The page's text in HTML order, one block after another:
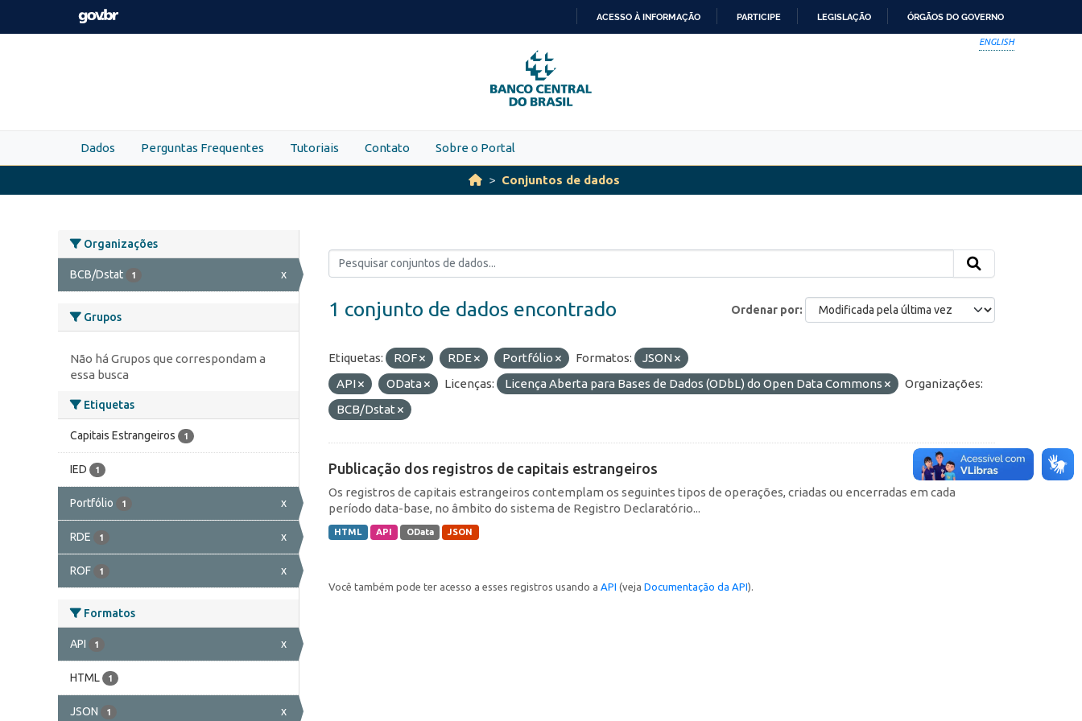
Skip to main content
PARA
O
CONTEÚDO
ACESSO À INFORMAÇÃO PARTICIPE LEGISLAÇÃO ÓRGÃOS DO GOVERNO
ENGLISH
Dados Perguntas Frequentes Tutoriais Contato Sobre o Portal
Conjuntos de dados
Organizações
BCB/Dstat 1 x
Grupos
Não há Grupos que correspondam a
essa busca
Etiquetas
Capitais Estrangeiros 1
IED 1
Portfólio 1 x
RDE 1 x
ROF 1 x
Formatos
API 1 x
HTML 1
JSON 1 x
Ordenar por
1 conjunto de dados encontrado
Etiquetas: ROF RDE Portfólio Formatos:
JSON
API
OData Licenças: Licença Aberta para Bases de Dados (ODbL) do Open Data Commons
Organizações:
BCB/Dstat
Publicação dos registros de capitais estrangeiros
Os registros de capitais estrangeiros contemplam os seguintes tipos de operações, criadas ou encerradas em cada
período data-base, no âmbito do sistema de Registro Declaratório...
HTML API OData JSON
Você também pode ter acesso a esses registros usando a API (veja Documentação da API).